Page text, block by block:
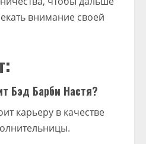
внимание своей
Бэд Барби Настя?
карьеру в качестве